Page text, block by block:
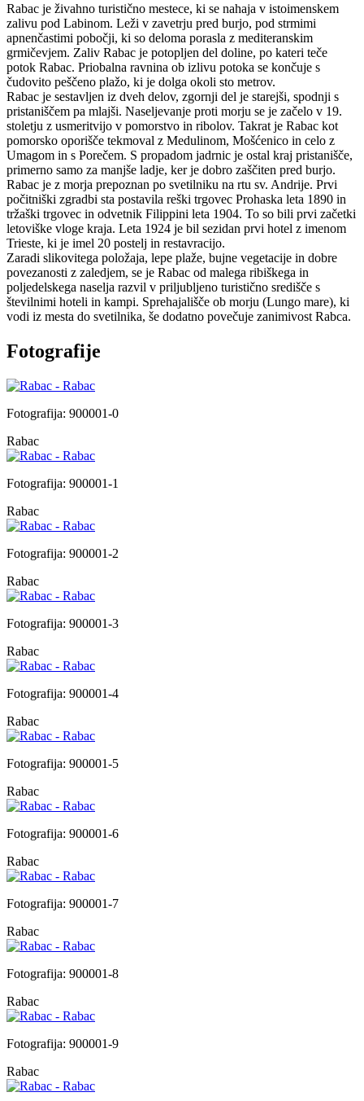
Rabac je živahno turistično mestece, ki se nahaja v istoimenskem
zalivu pod Labinom. Leži v zavetrju pred burjo, pod strmimi
apnenčastimi pobočji, ki so deloma porasla z mediteranskim
grmičevjem. Zaliv Rabac je potopljen del doline, po kateri teče
potok Rabac. Priobalna ravnina ob izlivu potoka se končuje s
čudovito peščeno plažo, ki je dolga okoli sto metrov.
Rabac je sestavljen iz dveh delov, zgornji del je starejši, spodnji s
pristaniščem pa mlajši. Naseljevanje proti morju se je začelo v 19.
stoletju z usmeritvijo v pomorstvo in ribolov. Takrat je Rabac kot
pomorsko oporišče tekmoval z Medulinom, Mošćenico in celo z
Umagom in s Porečem. S propadom jadrnic je ostal kraj pristanišče,
primerno samo za manjše ladje, ker je dobro zaščiten pred burjo.
Rabac je z morja prepoznan po svetilniku na rtu sv. Andrije. Prvi
počitniški zgradbi sta postavila reški trgovec Prohaska leta 1890 in
tržaški trgovec in odvetnik Filippini leta 1904. To so bili prvi začetki
letoviške vloge kraja. Leta 1924 je bil sezidan prvi hotel z imenom
Trieste, ki je imel 20 postelj in restavracijo.
Zaradi slikovitega položaja, lepe plaže, bujne vegetacije in dobre
povezanosti z zaledjem, se je Rabac od malega ribiškega in
poljedelskega naselja razvil v priljubljeno turistično središče s
številnimi hoteli in kampi. Sprehajališče ob morju (Lungo mare), ki
vodi iz mesta do svetilnika, še dodatno povečuje zanimivost Rabca.
Fotografije
Fotografija: 900001-0
Rabac
Fotografija: 900001-1
Rabac
Fotografija: 900001-2
Rabac
Fotografija: 900001-3
Rabac
Fotografija: 900001-4
Rabac
Fotografija: 900001-5
Rabac
Fotografija: 900001-6
Rabac
Fotografija: 900001-7
Rabac
Fotografija: 900001-8
Rabac
Fotografija: 900001-9
Rabac